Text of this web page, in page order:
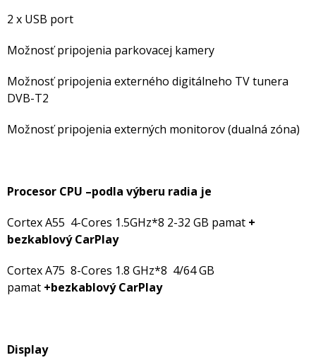
2 x USB port
Možnosť pripojenia parkovacej kamery
Možnosť pripojenia externého digitálneho TV tunera
DVB-T2
Možnosť pripojenia externých monitorov (dualná zóna)
Procesor CPU –podla výberu radia je
Cortex A55 4-Cores 1.5GHz*8 2-32 GB pamat +
bezkablovýCarPlay
Cortex A75 8-Cores 1.8 GHz*8 4/64 GB
pamat +bezkablovýCarPlay
Display